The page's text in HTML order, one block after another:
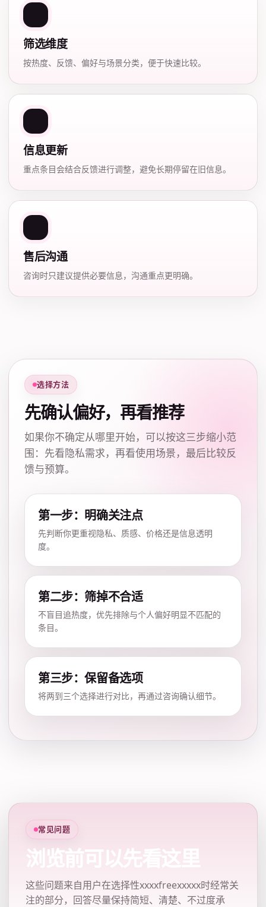
筛选维度
按热度、反馈、偏好与场景分类，便于快速比较。
信息更新
重点条目会结合反馈进行调整，避免长期停留在旧信息。
售后沟通
咨询时只建议提供必要信息，沟通重点更明确。
选择方法
先确认偏好，再看推荐
如果你不确定从哪里开始，可以按这三步缩小范
围：先看隐私需求，再看使用场景，最后比较反
馈与预算。
第一步：明确关注点
先判断你更重视隐私、质感、价格还是信息透明
度。
第二步：筛掉不合适
不盲目追热度，优先排除与个人偏好明显不匹配的
条目。
第三步：保留备选项
将两到三个选择进行对比，再通过咨询确认细节。
常见问题
浏览前可以先看这里
这些问题来自用户在选择性xxxxfreexxxxx时经常关
注的部分，回答尽量保持简短、清楚、不过度承